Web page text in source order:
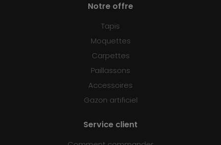
Notre offre
Tapis
Moquettes
Carpettes
Paillassons
Accessoires
Gazon artificiel
Service client